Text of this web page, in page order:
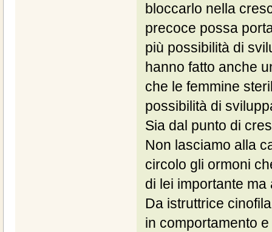
bloccarlo nella
precoce possa
più possibilità di
hanno fatto anche
che le femmine
possibilità di
Sia dal punto di
Non lasciamo alla
circolo gli ormoni
di lei importante
Da istruttrice
in comportamento